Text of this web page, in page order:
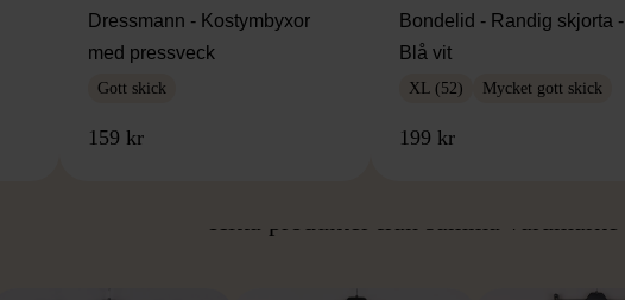
Dressmann - Kostymbyxor
med pressveck
Gott skick
159 kr
Bondelid - Randig skjorta -
Blå vit
XL (52) Mycket gott skick
199 kr
Hitta produkter från samma varumärke